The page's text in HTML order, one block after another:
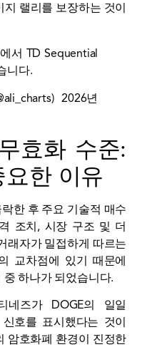
랠리를 보장하는 것이
서 TD Sequential
니다.
2026년
효화 수준:
한 이유
한 후 주요 기술적 매수
조치, 시장 구조 및 더
래자가 밀접하게 따르는
교차점에 있기 때문에
하나가 되었습니다.
네즈가 DOGE의 일일
호를 표시했다는 것이
암호화폐 환경이 진정한